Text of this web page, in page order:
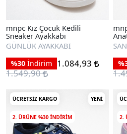
mnpc Kız Çocuk Kedili
Sneaker Ayakkabı
GÜNLÜK AYAKKABI
%30 İndirim
1.084,93
1.549,90
ÜCRETSIZ KARGO YENI
2. ÜRÜNE %30 INDIRIM 2.